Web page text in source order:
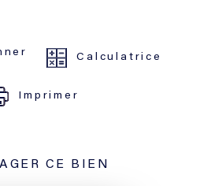
Calculatrice
Imprimer
CE BIEN